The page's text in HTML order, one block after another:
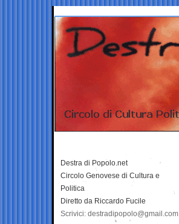
Destra di Popolo.net
Circolo Genovese di Cultura e
Politica
Diretto da Riccardo Fucile
Scrivici: destradipopolo@gmail.com